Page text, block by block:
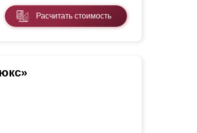
Расчитать стоимость